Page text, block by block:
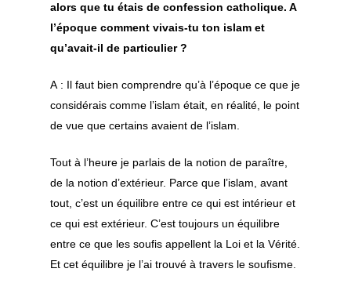
alors que tu étais de confession catholique. A
l’époque comment vivais-tu ton islam et
qu’avait-il de particulier ?
A : Il faut bien comprendre qu’à l’époque ce que je
considérais comme l’islam était, en réalité, le point
de vue que certains avaient de l’islam.
Tout à l’heure je parlais de la notion de paraître,
de la notion d’extérieur. Parce que l’islam, avant
tout, c’est un équilibre entre ce qui est intérieur et
ce qui est extérieur. C’est toujours un équilibre
entre ce que les soufis appellent la Loi et la Vérité.
Et cet équilibre je l’ai trouvé à travers le soufisme.